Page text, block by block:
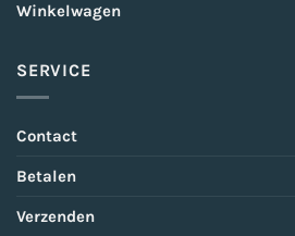
Winkelwagen
SERVICE
Contact
Betalen
Verzenden